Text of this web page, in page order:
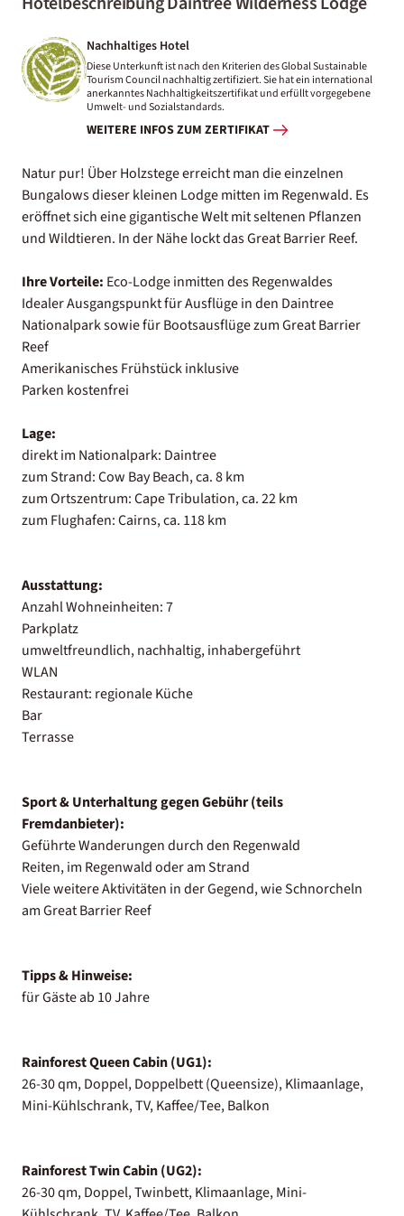
Nachhaltiges Hotel
Diese Unterkunft ist nach den Kriterien des Global Sustainable
Tourism Council nachhaltig zertifiziert. Sie hat ein international
anerkanntes Nachhaltigkeitszertifikat und erfüllt vorgegebene
Umwelt- und Sozialstandards.
WEITERE INFOS ZUM ZERTIFIKAT
Natur pur! Über Holzstege erreicht man die einzelnen
Bungalows dieser kleinen Lodge mitten im Regenwald. Es
eröffnet sich eine gigantische Welt mit seltenen Pflanzen
und Wildtieren. In der Nähe lockt das Great Barrier Reef.
Ihre Vorteile: Eco-Lodge inmitten des Regenwaldes
Idealer Ausgangspunkt für Ausflüge in den Daintree
Nationalpark sowie für Bootsausflüge zum Great Barrier
Reef
Amerikanisches Frühstück inklusive
Parken kostenfrei
Lage:
direkt im Nationalpark: Daintree
zum Strand: Cow Bay Beach, ca. 8 km
zum Ortszentrum: Cape Tribulation, ca. 22 km
zum Flughafen: Cairns, ca. 118 km
Ausstattung:
Anzahl Wohneinheiten: 7
Parkplatz
umweltfreundlich, nachhaltig, inhabergeführt
WLAN
Restaurant: regionale Küche
Bar
Terrasse
Sport & Unterhaltung gegen Gebühr (teils
Fremdanbieter):
Geführte Wanderungen durch den Regenwald
Reiten, im Regenwald oder am Strand
Viele weitere Aktivitäten in der Gegend, wie Schnorcheln
am Great Barrier Reef
Tipps & Hinweise:
für Gäste ab 10 Jahre
Rainforest Queen Cabin (UG1):
26-30 qm, Doppel, Doppelbett (Queensize), Klimaanlage,
Mini-Kühlschrank, TV, Kaffee/Tee, Balkon
Rainforest Twin Cabin (UG2):
26-30 qm, Doppel, Twinbett, Klimaanlage, Mini-